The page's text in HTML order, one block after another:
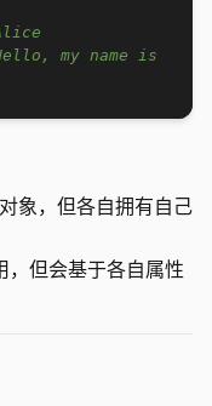
my name is
对象，但各自拥有自己
，但会基于各自属性